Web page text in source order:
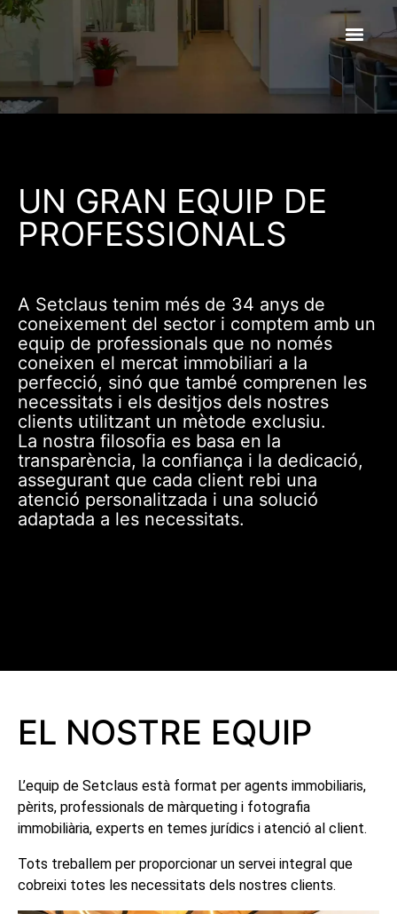
UN GRAN EQUIP DE
PROFESSIONALS
A Setclaus tenim més de 34 anys de
coneixement del sector i comptem amb un
equip de professionals que no només
coneixen el mercat immobiliari a la
perfecció, sinó que també comprenen les
necessitats i els desitjos dels nostres
clients utilitzant un mètode exclusiu.
La nostra filosofia es basa en la
transparència, la confiança i la dedicació,
assegurant que cada client rebi una
atenció personalitzada i una solució
adaptada a les necessitats.
EL NOSTRE EQUIP
L’equip de Setclaus està format per agents immobiliaris,
pèrits, professionals de màrqueting i fotografia
immobiliària, experts en temes jurídics i atenció al client.
Tots treballem per proporcionar un servei integral que
cobreixi totes les necessitats dels nostres clients.